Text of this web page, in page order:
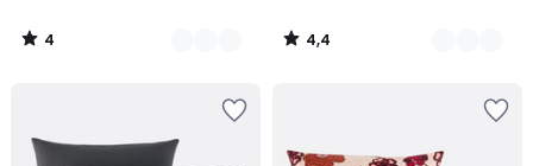
4
/
4,4
/